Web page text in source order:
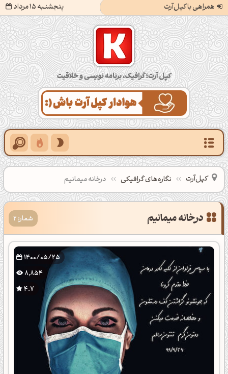
همراهی با کپل‌آرت پنجشنبه 15 مرداد
کپل‌آرت؛ گرافیک، برنامه‌نویسی و خلاقیت
کپل‌آرت نگاره‌های گرافیکی درخانه میمانیم
درخانه میمانیم شمار: 2
1400/05/25
8,854
4.7